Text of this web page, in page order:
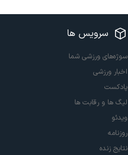
سرویس ها
سوژه‌های ورزشی شما
اخبار ورزشی
پادکست
لیگ ها و رقابت ها
ویدئو
روزنامه
نتایج زنده